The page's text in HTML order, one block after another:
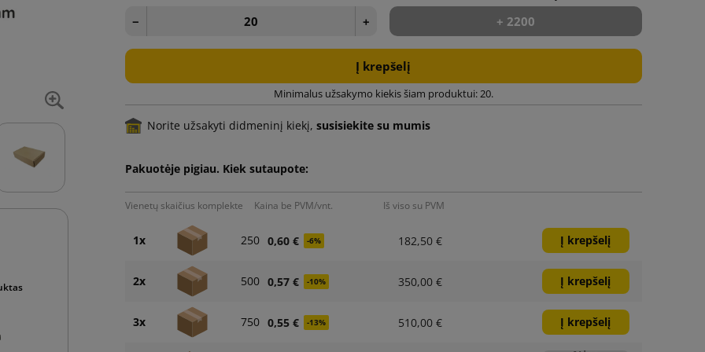
− + + 2200
Į krepšelį
Minimalus užsakymo kiekis šiam produktui: 20.
Norite užsakyti didmeninį kiekį, susisiekite su mumis
Pakuotėje pigiau. Kiek sutaupote:
Vienetų skaičius komplekte Kaina be PVM/vnt. Iš viso su PVM
1x 250 0,60 € -6% 182,50 € Į krepšelį
2x 500 0,57 € -10% 350,00 € Į krepšelį
3x 750 0,55 € -13% 510,00 € Į krepšelį